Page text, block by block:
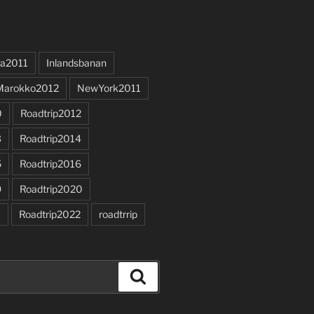
Inlandsbanan
NewYork2011
Roadtrip2012
Roadtrip2014
Roadtrip2016
Roadtrip2020
Roadtrip2022 roadtrrip